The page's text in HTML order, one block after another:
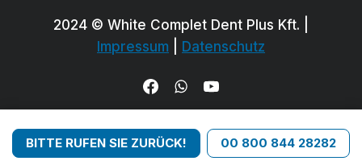
2024 © White Complet Dent Plus Kft. |
Impressum
Datenschutz
BITTE RUFEN SIE ZURÜCK! 00 800 844 28282